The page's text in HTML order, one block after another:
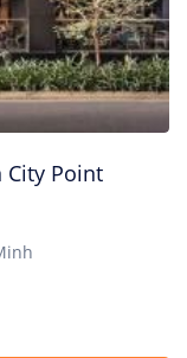
City Point